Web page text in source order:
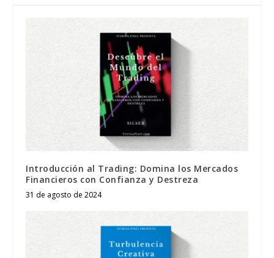
Introducción al Trading: Domina los Mercados
Financieros con Confianza y Destreza
31 de agosto de 2024